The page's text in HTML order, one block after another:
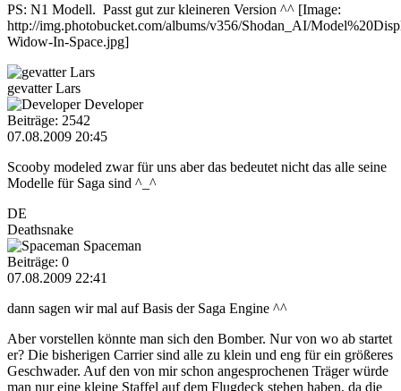
PS: N1 Modell. Passt gut zur kleineren Version ^^ [Image:
http://img.photobucket.com/albums/v356/Shodan_AI/
Widow-In-Space.jpg]
gevatter Lars
Developer
Beiträge: 2542
07.08.2009 20:45
Scooby modeled zwar für uns aber das bedeutet nicht das alle seine
Modelle für Saga sind ^_^
DE
Deathsnake
Spaceman
Beiträge: 0
07.08.2009 22:41
dann sagen wir mal auf Basis der Saga Engine ^^
Aber vorstellen könnte man sich den Bomber. Nur von wo ab startet
er? Die bisherigen Carrier sind alle zu klein und eng für ein größeres
Geschwader. Auf den von mir schon angesprochenen Träger würde
man nur eine kleine Staffel auf dem Flugdeck stehen haben, da die